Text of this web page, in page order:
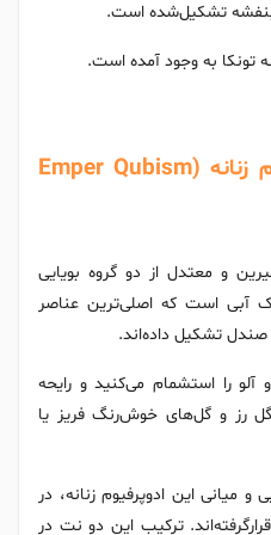
تشکیل‌شده است.
تونکا به وجود آمده است.
10-ادوپرفیوم امپر کوبیسم زنانه (Emper Qubism
و معتدل از دو گروه بویایی
آبی است که اصلی‌ترین عناصر
تشکیل داده‌اند.
را استشمام می‌کنید و رایحه
رز و گل‌های خوش‌رنگ فریز یا
و میانی این ادوپرفیوم زنانه، در
ترکیب این دو نت در